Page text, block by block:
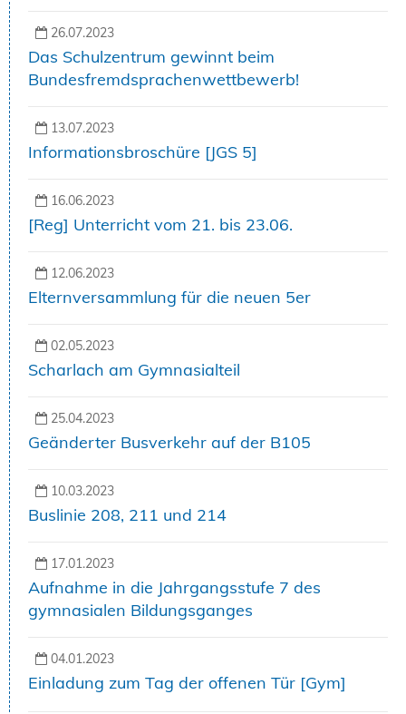
26.07.2023
Das Schulzentrum gewinnt beim
Bundesfremdsprachenwettbewerb!
13.07.2023
Informationsbroschüre [JGS 5]
16.06.2023
[Reg] Unterricht vom 21. bis 23.06.
12.06.2023
Elternversammlung für die neuen 5er
02.05.2023
Scharlach am Gymnasialteil
25.04.2023
Geänderter Busverkehr auf der B105
10.03.2023
Buslinie 208, 211 und 214
17.01.2023
Aufnahme in die Jahrgangsstufe 7 des
gymnasialen Bildungsganges
04.01.2023
Einladung zum Tag der offenen Tür [Gym]